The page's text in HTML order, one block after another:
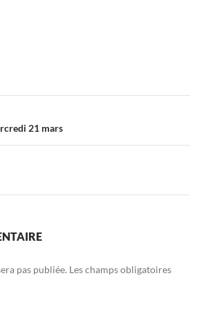
21 mars
pas publiée. Les champs obligatoires